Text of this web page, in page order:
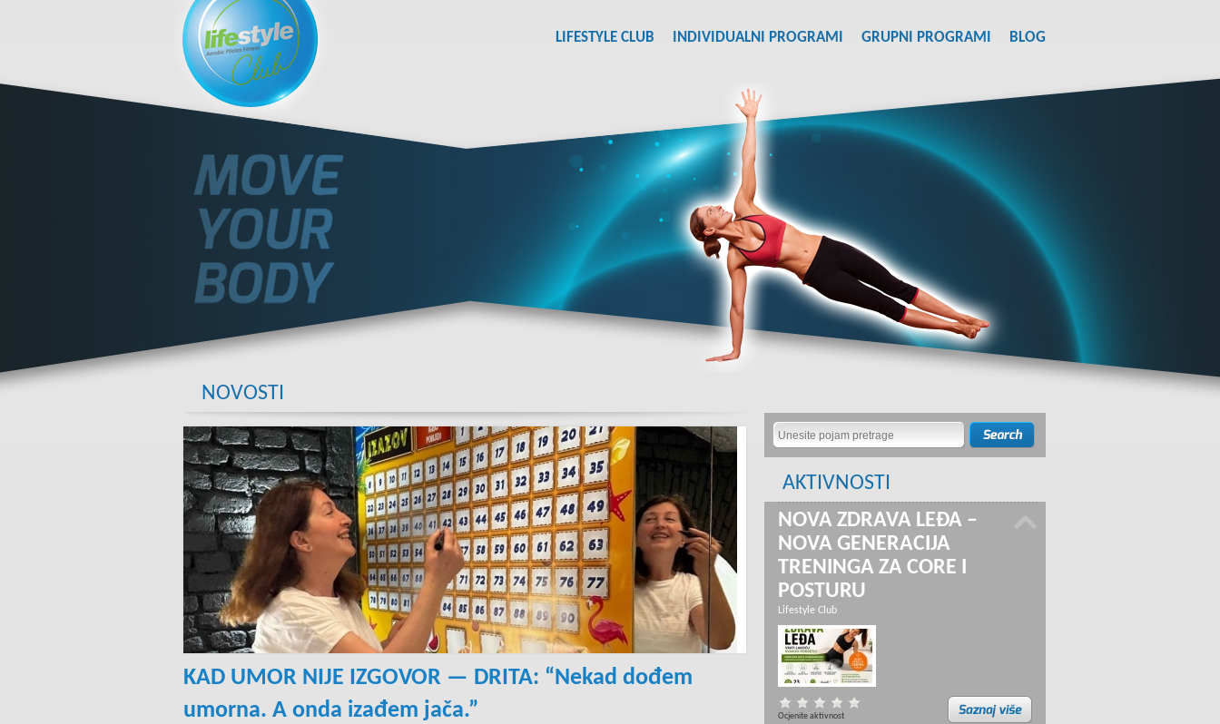
LIFESTYLE CLUB INDIVIDUALNI PROGRAMI GRUPNI PROGRAMI BLOG
NOVOSTI
KAD UMOR NIJE IZGOVOR — DRITA: “Nekad dođem
umorna. A onda izađem jača.”
AKTIVNOSTI
NOVA ZDRAVA LEĐA –
NOVA GENERACIJA
TRENINGA ZA CORE I
POSTURU
Lifestyle Club
Ocjenite aktivnost